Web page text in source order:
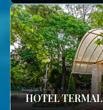
HOTEL TERMAL